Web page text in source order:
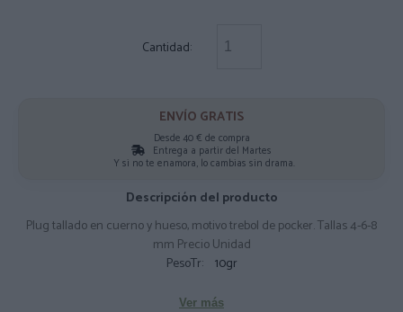
Cantidad:
ENVÍO GRATIS
Desde 40 € de compra
Entrega a partir del Martes
Y si no te enamora, lo cambias sin drama.
Descripción del producto
Plug tallado en cuerno y hueso, motivo trebol de pocker. Tallas 4-6-8
mm Precio Unidad
PesoTr: 10gr
Ver más